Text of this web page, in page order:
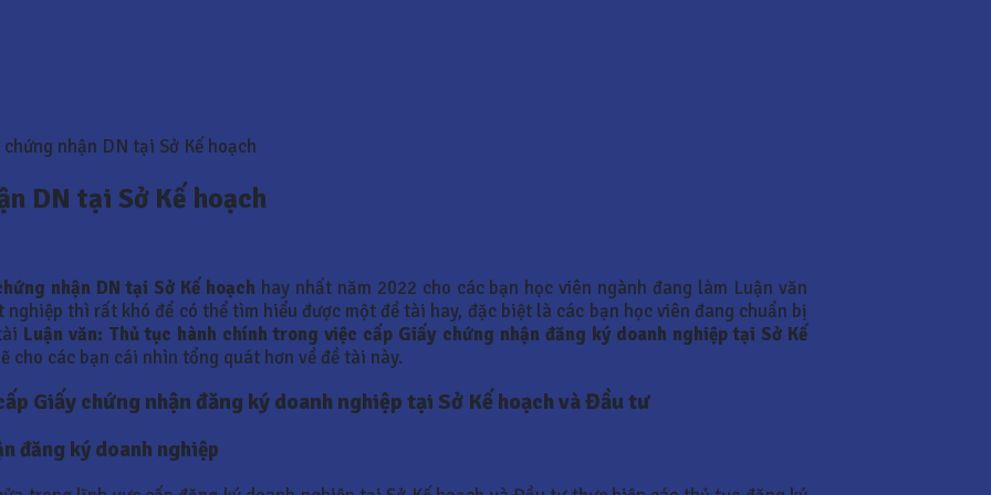
nhận DN tại Sở Kế hoạch
DN tại Sở Kế hoạch
nhận DN tại Sở Kế hoạch hay nhất năm 2022 cho các bạn học viên ngành đang làm Luận văn
thì rất khó để có thể tìm hiểu được một đề tài hay, đặc biệt là các bạn học viên đang chuẩn bị
Luận văn: Thủ tục hành chính trong việc cấp Giấy chứng nhận đăng ký doanh nghiệp tại Sở Kế
cho các bạn cái nhìn tổng quát hơn về đề tài này.
Giấy chứng nhận đăng ký doanh nghiệp tại Sở Kế hoạch và Đầu tư
đăng ký doanh nghiệp